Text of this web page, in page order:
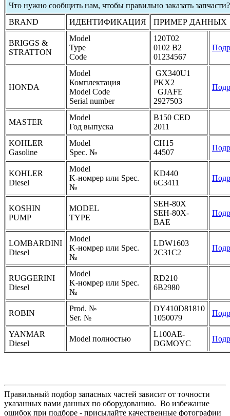
Что нужно сообщить нам, чтобы правильно заказать запчасти?
BRAND
ИДЕНТИФИКАЦИЯ ПРИМЕР ДАННЫХ
BRIGGS &
STRATTON
Model
Type
Code
120T02
0102 B2
01234567
HONDA
Model
Комплектация
Model Code
Serial number
GX340U1
PKX2
GJAFE
2927503
MASTER
Model
Год выпуска
B150 CED
2011
KOHLER
Gasoline
Model
Spec. №
CH15
44507
KOHLER
Diesel
Model
K-номрер или Spec.
№
KD440
6C3411
KOSHIN
PUMP
MODEL
TYPE
SEH-80X
SEH-80X-
BAE
LOMBARDINI
Diesel
Model
K-номрер или Spec.
№
LDW1603
2C31C2
RUGGERINI
Diesel
Model
K-номрер или Spec.
№
RD210
6B2980
ROBIN
Prod. №
Ser. №
DY410D81810
1050079
YANMAR
Diesel
Model полностью
L100AE-
DGMOYC
Правильный подбор запасных частей зависит от точности
указанных вами данных по оборудованию. Во избежание
ошибок при подборе - присылайте качественные фотографии